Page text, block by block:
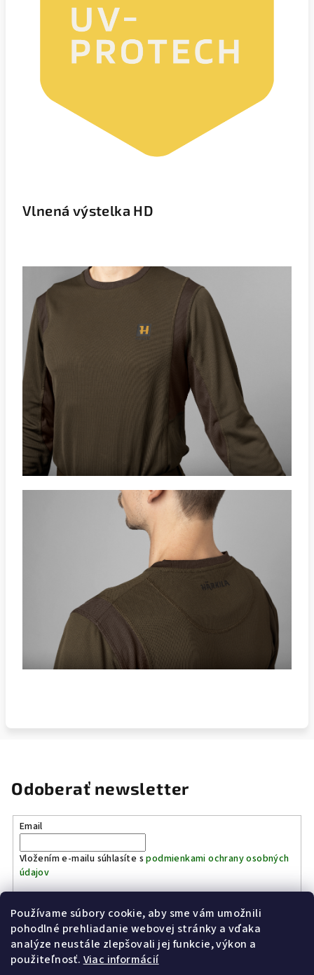
Používame súbory cookie, aby sme vám umožnili
pohodlné prehliadanie webovej stránky a vďaka
analýze neustále zlepšovali jej funkcie, výkon a
použiteľnosť. Viac informácií
Vlnená výstelka HD
Odoberať newsletter
Email
Vložením e-mailu súhlasíte spodmienkami ochrany osobných
údajov
Prihlásiť sa
Kinostrelnica Páleník